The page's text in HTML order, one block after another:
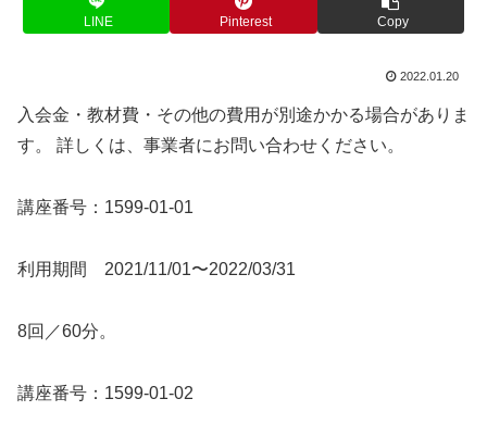
LINE Pinterest Copy
2022.01.20
入会金・教材費・その他の費用が別途かかる場合がありま
す。 詳しくは、事業者にお問い合わせください。
講座番号：1599-01-01
利用期間 2021/11/01〜2022/03/31
8回／60分。
講座番号：1599-01-02